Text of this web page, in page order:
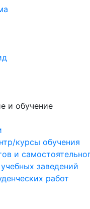
и обучение
курсы обучения
и
заведений
работ